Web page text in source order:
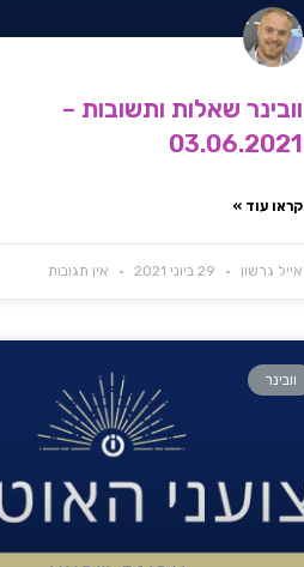
וובינר שאלות ותשובות –
03.06.2021
קראו עוד »
אייל גרשון אין תגובות
וובינר